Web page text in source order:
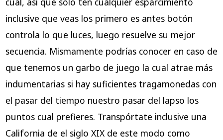
inclusive que veas los primero es antes botón
controla lo que luces, luego resuelve su mejor
secuencia. Mismamente podrías conocer en caso de
que tenemos un garbo de juego la cual atrae más
indumentarias si hay suficientes tragamonedas con
el pasar del tiempo nuestro pasar del lapso los
puntos cual prefieres. Transpórtate inclusive una
California de el siglo XIX de este modo­ como